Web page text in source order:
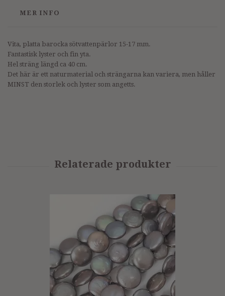
MER INFO
Vita, platta barocka sötvattenpärlor 15-17 mm.
Fantastisk lyster och fin yta.
Hel sträng längd ca 40 cm.
Det här är ett naturmaterial och strängarna kan variera, men håller
MINST den storlek och lyster som angetts.